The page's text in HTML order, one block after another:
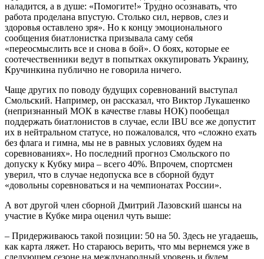
наладится, а в душе: «Помогите!» Трудно осознавать, что
работа проделана впустую. Столько сил, нервов, слез и
здоровья оставлено зря». Но к концу эмоционального
сообщения биатлонистка призывала саму себя
«переосмыслить все и снова в бой». О боях, которые ее
соотечественники ведут в попытках оккупировать Украину,
Кручинкина публично не говорила ничего.
Чаще других по поводу будущих соревнований выступал
Смольский. Например, он рассказал, что Виктор Лукашенко
(непризнанный МОК в качестве главы НОК) пообещал
поддержать биатлонистов в случае, если IBU все же допустит
их в нейтральном статусе, но пожаловался, что «сложно ехать
без флага и гимна, мы не в равных условиях будем на
соревнованиях». Но последний прогноз Смольского по
допуску к Кубку мира – всего 40%. Впрочем, спортсмен
уверил, что в случае недопуска все в сборной будут
«довольны соревноваться и на чемпионатах России».
А вот другой член сборной Дмитрий Лазовский шансы на
участие в Кубке мира оценил чуть выше:
– Придерживаюсь такой позиции: 50 на 50. Здесь не угадаешь,
как карта ляжет. Но стараюсь верить, что мы вернемся уже в
следующем сезоне на международный уровень и будем